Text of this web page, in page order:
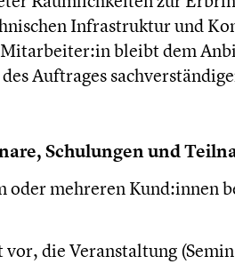
Infrastruktur und
bleibt dem
Auftrages
Schulungen und
oder mehreren
die Veranstaltung